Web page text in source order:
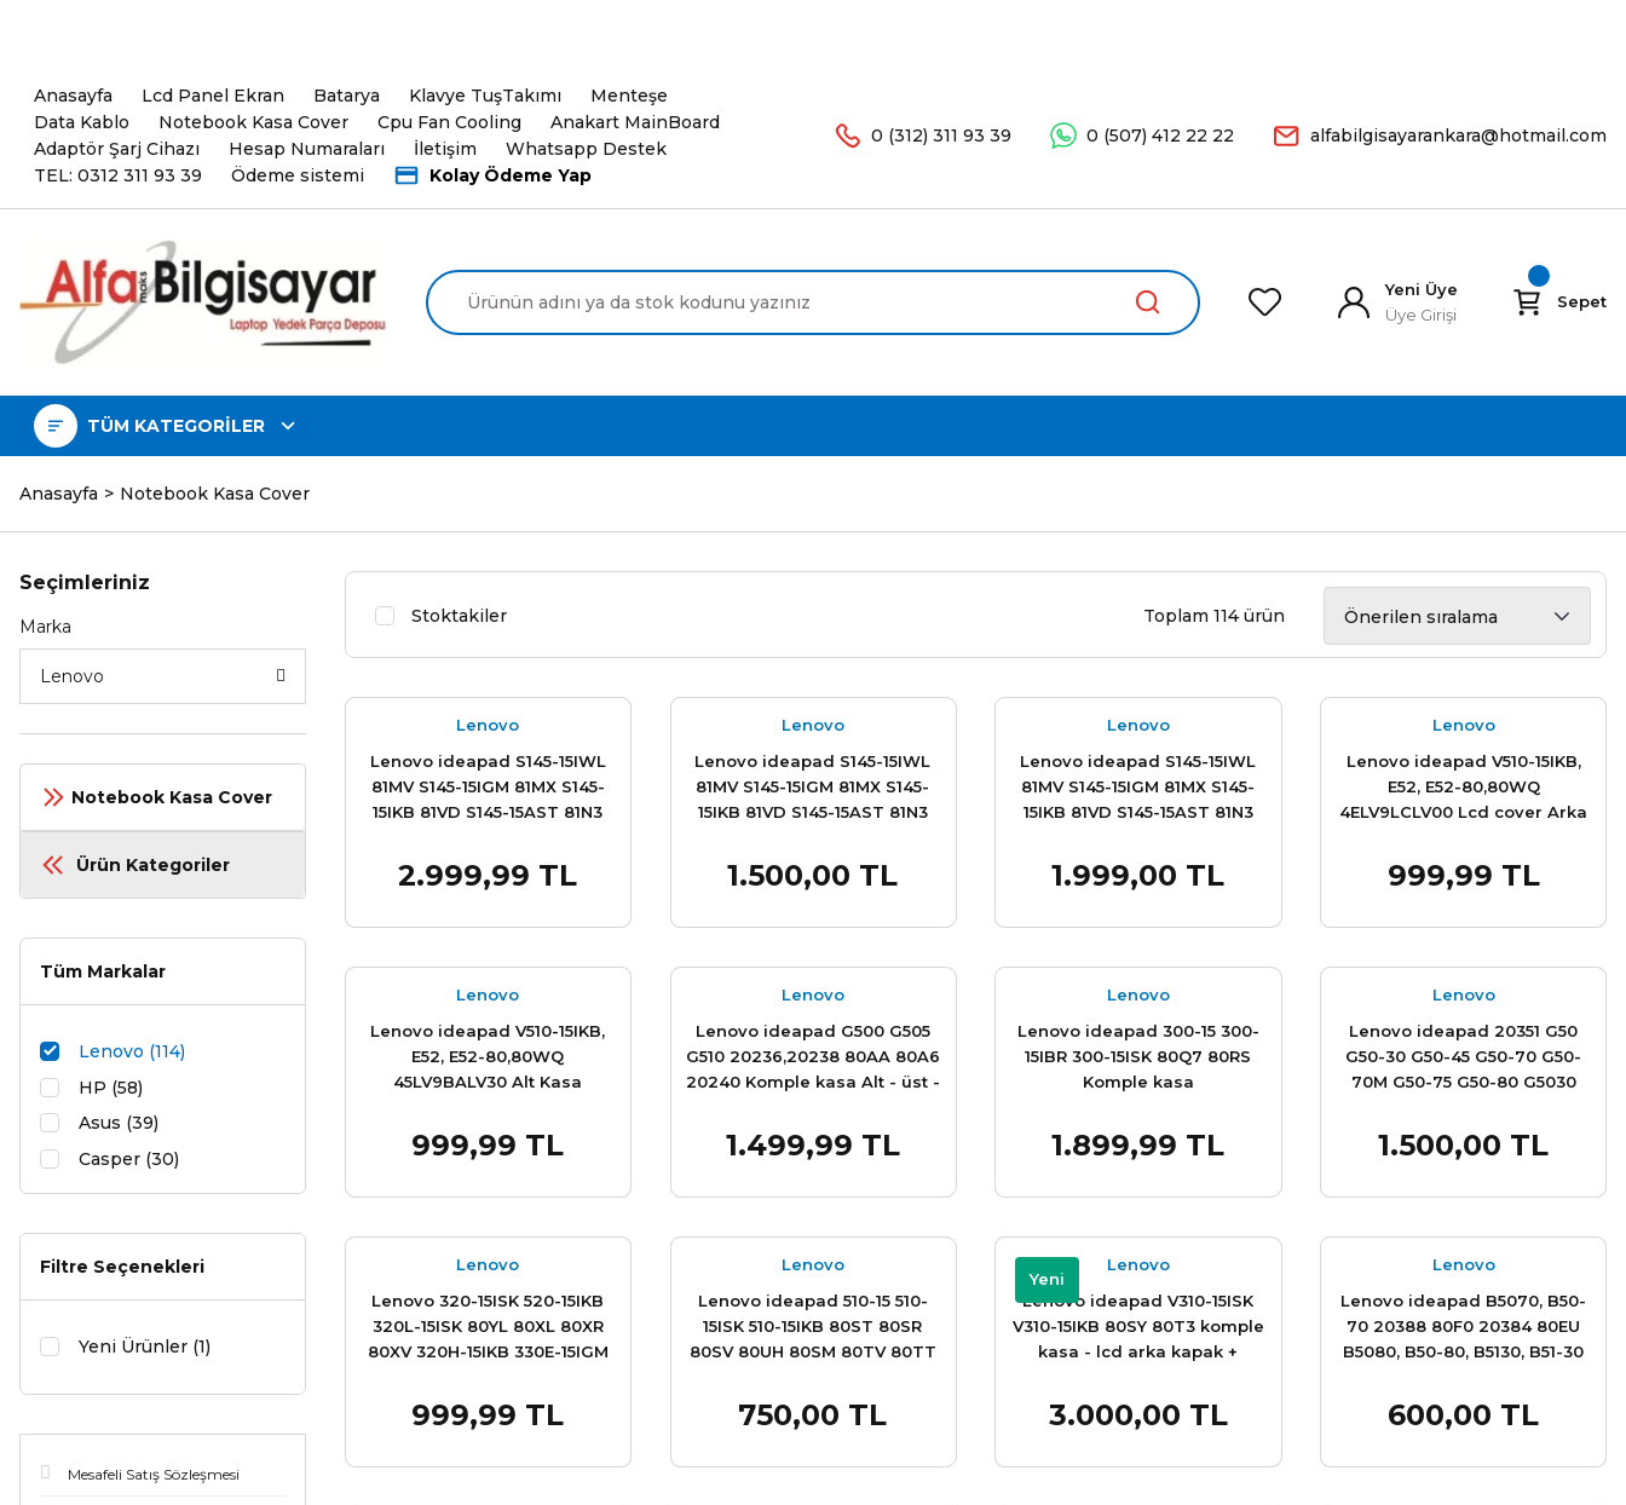
Anasayfa Lcd Panel Ekran Batarya Klavye TuşTakımı
Menteşe
Data Kablo
Notebook Kasa Cover Cpu Fan Cooling
Anakart MainBoard
Adaptör Şarj Cihazı
Hesap Numaraları İletişim
Whatsapp Destek
TEL: 0312 311 93 39
Ödeme sistemi Kolay Ödeme Yap
0 (312) 311 93 39 0 (507) 412 22 22 alfabilgisayarankara@hotmail.com
Yeni Üye
Üye Girişi
Sepet
TÜM KATEGORİLER
Anasayfa Notebook Kasa Cover
Seçimleriniz
Marka
Lenovo
Notebook Kasa Cover
Ürün Kategoriler
Tüm Markalar
Lenovo (114)
HP (58)
Asus (39)
Casper (30)
Acer (24)
Dell (21)
Toshiba (17)
sony (7)
Samsung (4)
Filtre Seçenekleri
Yeni Ürünler (1)
Mesafeli Satış Sözleşmesi
Stoktakiler Toplam 114 ürün
Lenovo
Lenovo ideapad S145-15IWL
81MV S145-15IGM 81MX S145-
15IKB 81VD S145-15AST 81N3
15IIL 81W8 Alt Üst kasa 2
parça
2.999,99 TL
Sepete Ekle
Lenovo
Lenovo ideapad S145-15IWL
81MV S145-15IGM 81MX S145-
15IKB 81VD S145-15AST 81N3
15IIL 81W8 Alt kasa Palmrest
1.500,00 TL
Sepete Ekle
Lenovo
Lenovo ideapad S145-15IWL
81MV S145-15IGM 81MX S145-
15IKB 81VD S145-15AST 81N3
15IIL 81W8 üst kasa palmrest
klaye touch kasası
1.999,00 TL
Sepete Ekle
Lenovo
Lenovo ideapad V510-15IKB,
E52, E52-80,80WQ
4ELV9LCLV00 Lcd cover Arka
999,99 TL
Sepete Ekle
Lenovo
Lenovo ideapad V510-15IKB,
E52, E52-80,80WQ
45LV9BALV30 Alt Kasa
999,99 TL
Sepete Ekle
Lenovo
Lenovo ideapad G500 G505
G510 20236,20238 80AA 80A6
20240 Komple kasa Alt - üst -
1.499,99 TL
Sepete Ekle
Lenovo
Lenovo ideapad 300-15 300-
15IBR 300-15ISK 80Q7 80RS
Komple kasa
1.899,99 TL
Sepete Ekle
Lenovo
Lenovo ideapad 20351 G50
G50-30 G50-45 G50-70 G50-
70M G50-75 G50-80 G5030
70 Z50-75 20354 80J1 80MQ
80DY 20523, 20642 80E5,
80KC 20371 Komple kasa
1.500,00 TL
Sepete Ekle
Lenovo
Lenovo 320-15ISK 520-15IKB
320L-15ISK 80YL 80XL 80XR
80XV 320H-15IKB 330E-15IGM
15ICN 80XH 80XJ 330R-15IKB
320-15IKB 320-15ABR 330R-
999,99 TL
Sepete Ekle
Lenovo
Lenovo ideapad 510-15 510-
15ISK 510-15IKB 80ST 80SR
80SV 80UH 80SM 80TV 80TT
Cover Arka Kapak Kasa
750,00 TL
Sepete Ekle
Yeni
Lenovo
Lenovo ideapad V310-15ISK
V310-15IKB 80SY 80T3 komple
kasa - lcd arka kapak +
+ menteşe takımı
3.000,00 TL
Sepete Ekle
Lenovo
Lenovo ideapad B5070, B50-
70 20388 80F0 20384 80EU
B5080, B50-80, B5130, B51-30
80LT 80LV 80LK B5135, B51-35
20545 80LH B5180, B51-80,
600,00 TL
Sepete Ekle